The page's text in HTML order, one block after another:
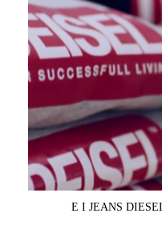
OUTFIT
BEAUTY
PARTIES
CELEB
E I JEANS